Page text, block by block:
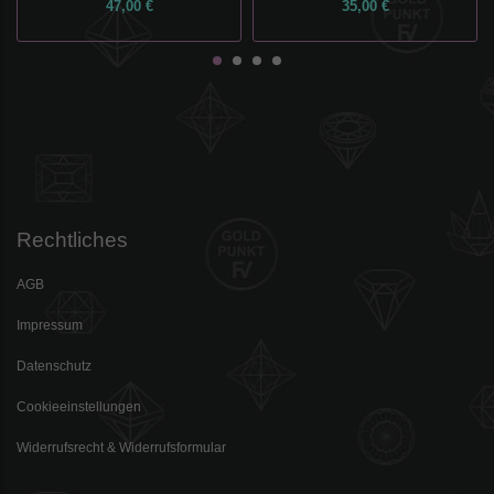
47,00 € 35,00 €
Rechtliches
AGB
Impressum
Datenschutz
Cookieeinstellungen
Widerrufsrecht & Widerrufsformular